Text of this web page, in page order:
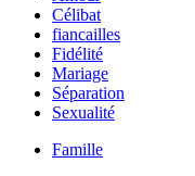
Célibat
fiancailles
Fidélité
Mariage
Séparation
Sexualité
Famille